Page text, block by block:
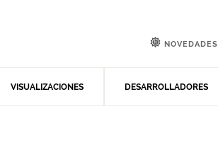
VISUALIZACIONES DESARROLLADORES
NOVEDADES